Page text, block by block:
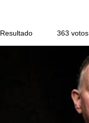
Resultado 363 votos